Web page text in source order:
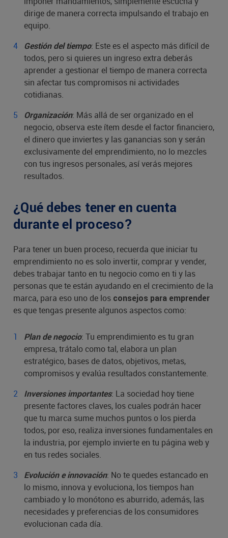
dirige de manera correcta impulsando el trabajo en
equipo.
Gestión del tiempo: Este es el aspecto más difícil de
todos, pero si quieres un ingreso extra deberás
aprender a gestionar el tiempo de manera correcta
sin afectar tus compromisos ni actividades
cotidianas.
Organización: Más allá de ser organizado en el
negocio, observa este ítem desde el factor financiero,
el dinero que inviertes y las ganancias son y serán
exclusivamente del emprendimiento, no lo mezcles
con tus ingresos personales, así verás mejores
resultados.
¿Qué debes tener en cuenta
durante el proceso?
Para tener un buen proceso, recuerda que iniciar tu
emprendimiento no es solo invertir, comprar y vender,
debes trabajar tanto en tu negocio como en ti y las
personas que te están ayudando en el crecimiento de la
marca, para eso uno de los consejos para emprender
es que tengas presente algunos aspectos como:
Plan de negocio: Tu emprendimiento es tu gran
empresa, trátalo como tal, elabora un plan
estratégico, bases de datos, objetivos, metas,
compromisos y evalúa resultados constantemente.
Inversiones importantes: La sociedad hoy tiene
presente factores claves, los cuales podrán hacer
que tu marca sume muchos puntos o los pierda
todos, por eso, realiza inversiones fundamentales en
la industria, por ejemplo invierte en tu página web y
en tus redes sociales.
Evolución e innovación: No te quedes estancado en
lo mismo, innova y evoluciona, los tiempos han
cambiado y lo monótono es aburrido, además, las
necesidades y preferencias de los consumidores
evolucionan cada día.